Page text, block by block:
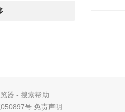
器 - 搜索帮助
号 免责声明